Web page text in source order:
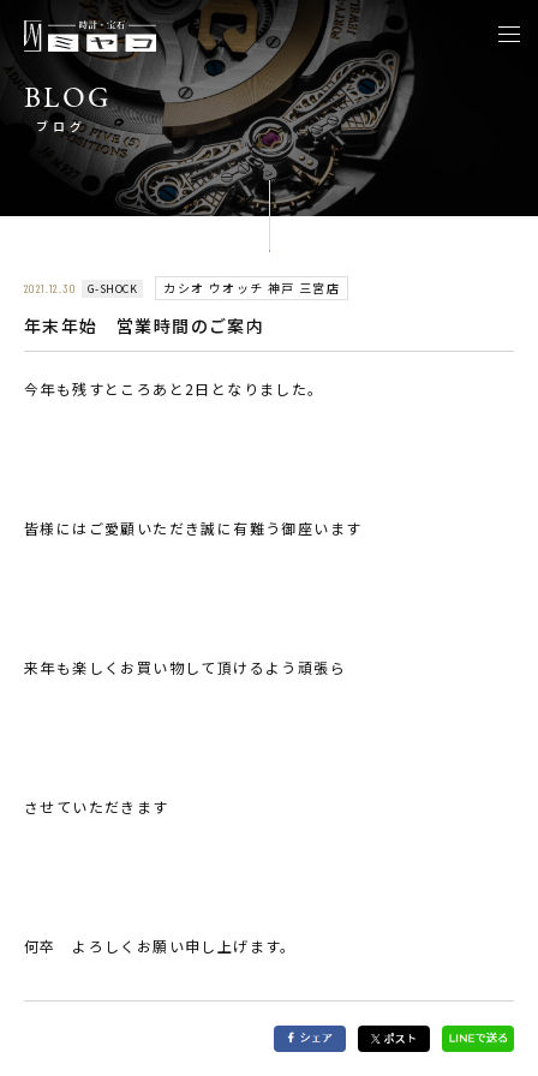
BLOG
ブログ
2021.12.30 G-SHOCK カシオ ウオッチ 神戸 三宮店
年末年始 営業時間のご案内
今年も残すところあと2日となりました。
皆様にはご愛顧いただき誠に有難う御座います
来年も楽しくお買い物して頂けるよう頑張ら
させていただきます
何卒 よろしくお願い申し上げます。